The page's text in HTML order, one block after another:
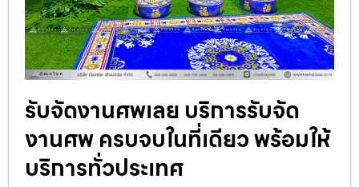
รับจัดงานศพเลย บริการรับจัด
งานศพ ครบจบในที่เดียว พร้อมให้
บริการทั่วประเทศ